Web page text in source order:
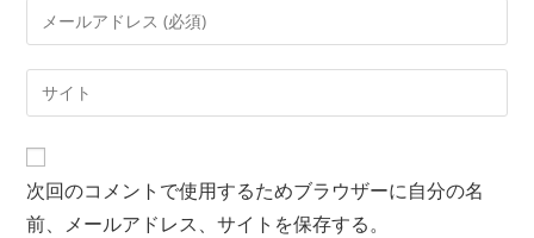
次回のコメントで使用するためブラウザーに自分の名
前、メールアドレス、サイトを保存する。